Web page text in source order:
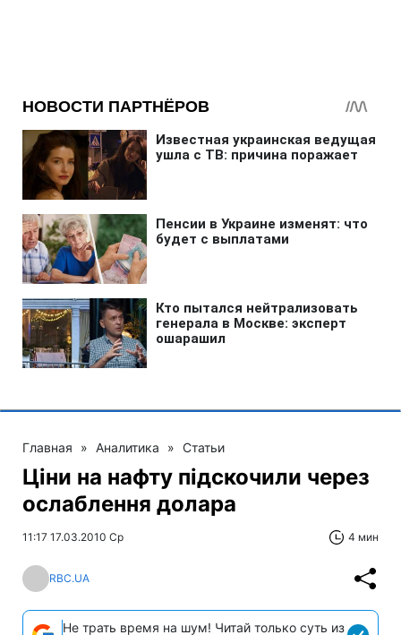
Главная » Аналитика » Статьи
Ціни на нафту підскочили через
ослаблення долара
11:17 17.03.2010 Ср 4 мин
RBC.UA
Не трать время на шум! Читай только суть из